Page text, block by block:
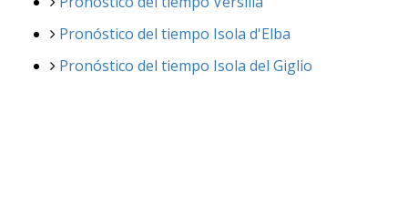
Pronóstico del tiempo Isola d'Elba
Pronóstico del tiempo Isola del Giglio